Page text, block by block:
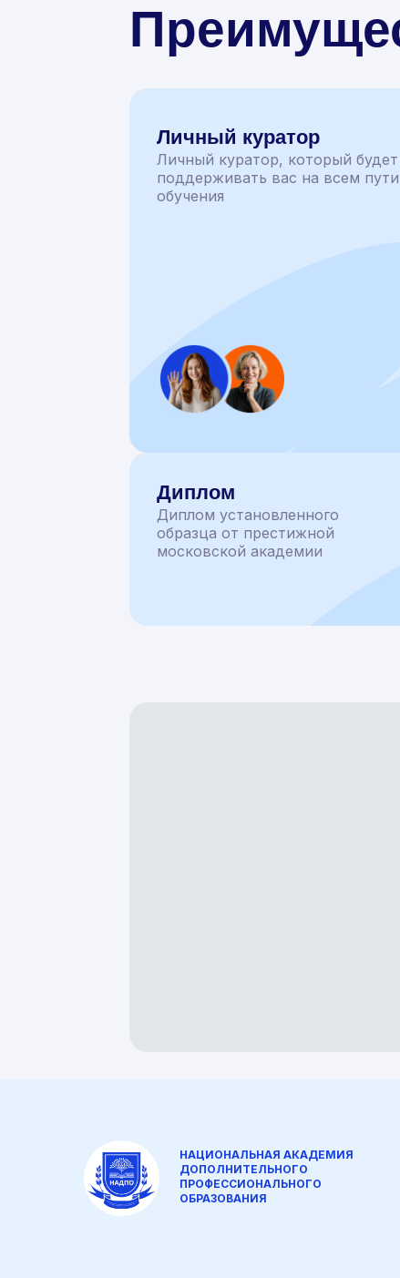
Личный куратор
Личный куратор, который будет
поддерживать вас на всем пути
обучения
Диплом
Диплом установленного
образца от престижной
московской академии
НАЦИОНАЛЬНАЯ АКАДЕМИЯ
ДОПОЛНИТЕЛЬНОГО
ПРОФЕССИОНАЛЬНОГО
ОБРАЗОВАНИЯ